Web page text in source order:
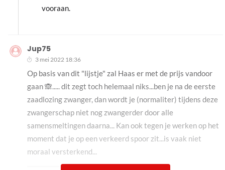
vooraan.
Jup75
3 mei 2022 18:36
Op basis van dit "lijstje" zal Haas er met de prijs vandoor
gaan 🙈..... dit zegt toch helemaal niks...ben je na de eerste
zaadlozing zwanger, dan wordt je (normaliter) tijdens deze
zwangerschap niet nog zwangerder door alle
samensmeltingen daarna... Kan ook tegen je werken op het
moment dat je op een verkeerd spoor zit...is vaak niet
moraal versterkend...